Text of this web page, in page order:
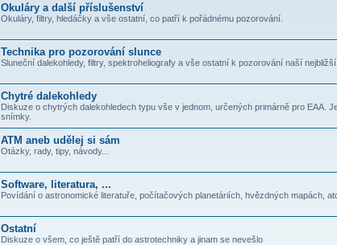
Okuláry a další příslušenství
Okuláry, filtry, hledáčky a vše ostatní, co patří k pořádnému pozorování.
Technika pro pozorování slunce
Sluneční dalekohledy, filtry, spektroheliografy a vše ostatní k pozorování naší
Chytré dalekohledy
Diskuze o chytrých dalekohledech typu vše v jednom, určených primárně pro EAA.
snímky.
ATM aneb udělej si sám
Otázky, rady, tipy, návody...
Software, literatura, ...
Povídání o astronomické literatuře, počítačových planetáriích, hvězdných mapách,
Ostatní
Diskuze o všem, co ještě patří do astrotechniky a jinam se nevešlo